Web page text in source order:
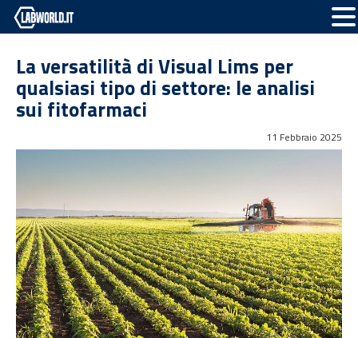
La versatilità di Visual Lims per
qualsiasi tipo di settore: le analisi
sui fitofarmaci
11 Febbraio 2025